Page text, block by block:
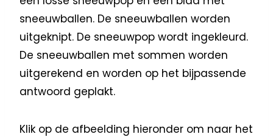
sneeuwballen. De sneeuwballen worden
uitgeknipt. De sneeuwpop wordt ingekleurd.
De sneeuwballen met sommen worden
uitgerekend en worden op het bijpassende
antwoord geplakt.
Klik op de afbeelding hieronder om naar het